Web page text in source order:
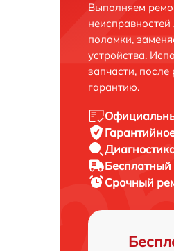
Выполняем
поломки,
устройства.
запчасти,
гарантию.
Срочный